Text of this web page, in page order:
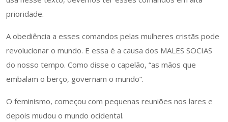
prioridade.
A obediência a esses comandos pelas mulheres cristãs pode
revolucionar o mundo. E essa é a causa dos MALES SOCIAS
do nosso tempo. Como disse o capelão, “as mãos que
embalam o berço, governam o mundo”.
O feminismo, começou com pequenas reuniões nos lares e
depois mudou o mundo ocidental.